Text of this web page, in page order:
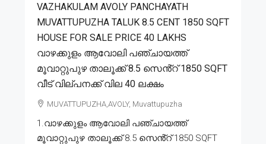
VAZHAKULAM AVOLY PANCHAYATH
MUVATTUPUZHA TALUK 8.5 CENT 1850 SQFT
HOUSE FOR SALE PRICE 40 LAKHS
വാഴക്കുളം ആവോലി പഞ്ചായത്ത്
മൂവാറ്റുപുഴ താലൂക്ക് 8.5 സെൻ്റ് 1850 SQFT
വീട് വില്പനക്ക് വില 40 ലക്ഷം
MUVATTUPUZHA,AVOLY, Muvattupuzha
1.വാഴക്കുളം ആവോലി പഞ്ചായത്ത്
മൂവാറ്റുപുഴ താലൂക്ക് 8.5 സെൻ്റ് 1850 SQFT